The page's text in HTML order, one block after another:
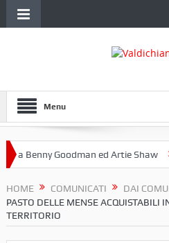
Menu
Benny Goodman ed Artie Shaw
HOME COMUNICATI DAI
PASTO DELLE MENSE ACQUISTABILI
TERRITORIO